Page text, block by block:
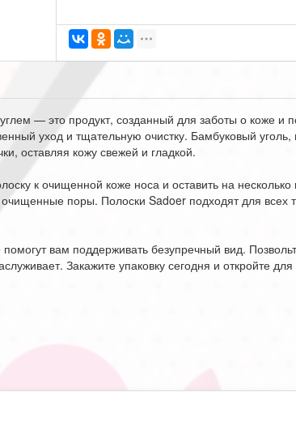
— это продукт, созданный для заботы о коже и
уход и тщательную очистку. Бамбуковый
оставляя кожу свежей и гладкой.
к очищенной коже носа и оставить на несколько
поры. Полоски Sadoer подходят для всех
вам поддерживать безупречный вид.
Закажите упаковку сегодня и откройте